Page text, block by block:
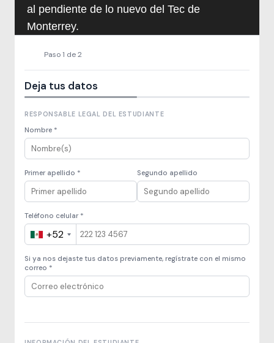
al pendiente de lo nuevo del Tec de
Monterrey.